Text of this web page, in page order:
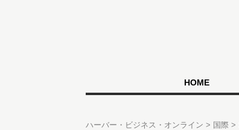
HOME
ハーバー・ビジネス・オンライン 国際